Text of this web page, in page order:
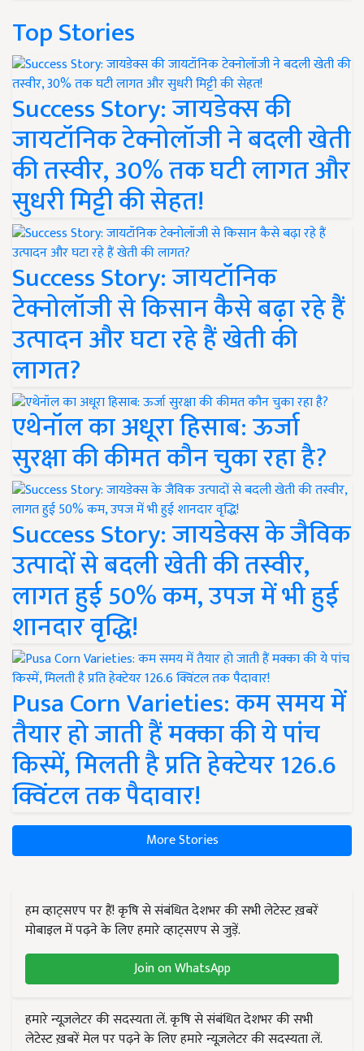
Top Stories
Success Story: जायडेक्स की
जायटॉनिक टेक्नोलॉजी ने बदली खेती
की तस्वीर, 30% तक घटी लागत और
सुधरी मिट्टी की सेहत!
Success Story: जायटॉनिक
टेक्नोलॉजी से किसान कैसे बढ़ा रहे हैं
उत्पादन और घटा रहे हैं खेती की
लागत?
एथेनॉल का अधूरा हिसाब: ऊर्जा
सुरक्षा की कीमत कौन चुका रहा है?
Success Story: जायडेक्स के जैविक
उत्पादों से बदली खेती की तस्वीर,
लागत हुई 50% कम, उपज में भी हुई
शानदार वृद्धि!
Pusa Corn Varieties: कम समय में
तैयार हो जाती हैं मक्का की ये पांच
किस्में, मिलती है प्रति हेक्टेयर 126.6
क्विंटल तक पैदावार!
More Stories
हम व्हाट्सएप पर हैं! कृषि से संबंधित देशभर की सभी लेटेस्ट ख़बरें
मोबाइल में पढ़ने के लिए हमारे व्हाट्सएप से जुड़ें.
Join on WhatsApp
हमारे न्यूज़लेटर की सदस्यता लें. कृषि से संबंधित देशभर की सभी
लेटेस्ट ख़बरें मेल पर पढ़ने के लिए हमारे न्यूज़लेटर की सदस्यता लें.